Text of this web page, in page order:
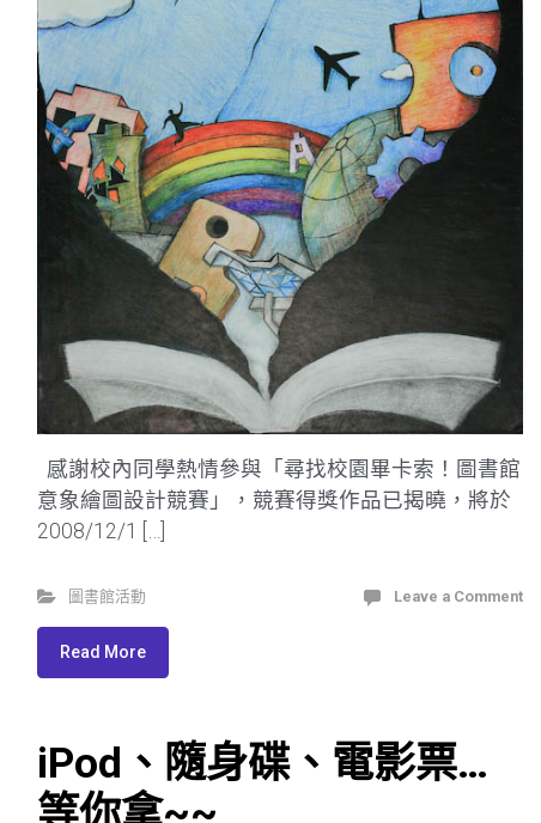
感謝校內同學熱情參與「尋找校園畢卡索！圖書館
意象繪圖設計競賽」，競賽得獎作品已揭曉，將於
2008/12/1 […]
圖書館活動 Leave a Comment
Read More
iPod、隨身碟、電影票…